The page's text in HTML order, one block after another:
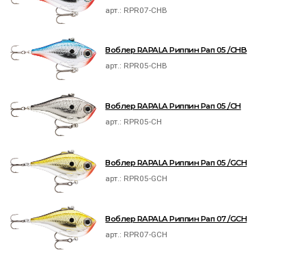
арт.: RPR07-CHB
Воблер RAPALA Риппин Рап 05 /CHB
арт.: RPR05-CHB
Воблер RAPALA Риппин Рап 05 /CH
арт.: RPR05-CH
Воблер RAPALA Риппин Рап 05 /GCH
арт.: RPR05-GCH
Воблер RAPALA Риппин Рап 07 /GCH
арт.: RPR07-GCH